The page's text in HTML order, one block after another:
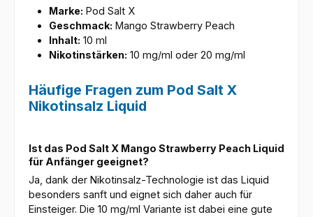
Marke: Pod Salt X
Geschmack: Mango Strawberry Peach
Inhalt: 10 ml
Nikotinstärken: 10 mg/ml oder 20 mg/ml
Häufige Fragen zum Pod Salt X
Nikotinsalz Liquid
Ist das Pod Salt X Mango Strawberry Peach Liquid
für Anfänger geeignet?
Ja, dank der Nikotinsalz-Technologie ist das Liquid
besonders sanft und eignet sich daher auch für
Einsteiger. Die 10 mg/ml Variante ist dabei eine gute